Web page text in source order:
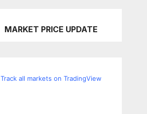
MARKET PRICE UPDATE
Track all markets on TradingView